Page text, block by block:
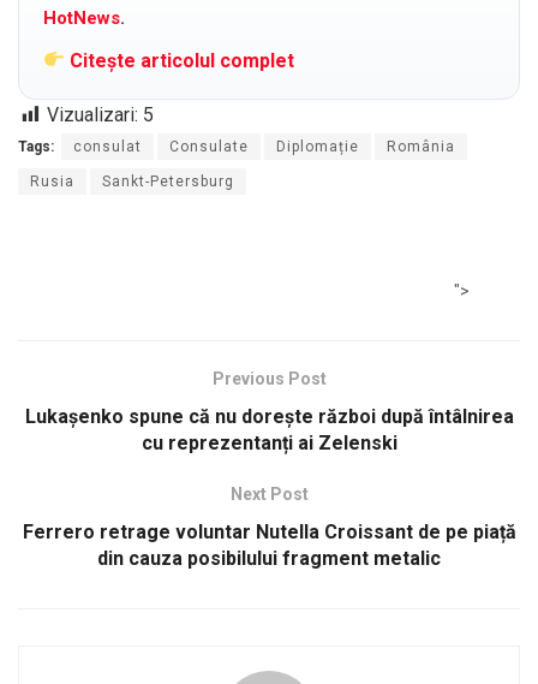
HotNews.
Citește articolul complet
Vizualizari: 5
Tags: consulat Consulate Diplomație România
Rusia Sankt-Petersburg
">
Previous Post
Lukașenko spune că nu dorește război după întâlnirea
cu reprezentanți ai Zelenski
Next Post
Ferrero retrage voluntar Nutella Croissant de pe piață
din cauza posibilului fragment metalic